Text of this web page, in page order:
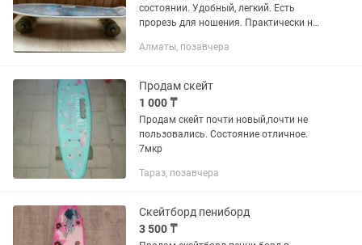
состоянии. Удобный, легкий. Есть
прорезь для ношения. Практически не
Алматы, позавчера
Продам скейт
1 000 ₸
Продам скейт почти новый,почти не
пользовались. Состояние отличное.
7мкр
Тараз, позавчера
Скейтборд пениборд
3 500 ₸